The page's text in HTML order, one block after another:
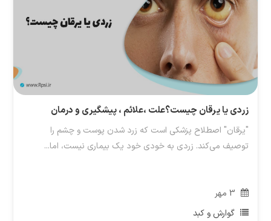
زردی یا یرقان چیست؟علت ،علائم ، پیشگیری و درمان
"یرقان" اصطلاح پزشکی است که زرد شدن پوست و چشم را
توصیف می‌کند. زردی به خودی خود یک بیماری نیست، اما...
مهر
گوارش و کبد